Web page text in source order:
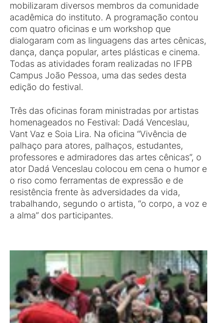
mobilizaram diversos membros da comunidade
acadêmica do instituto. A programação contou
com quatro oficinas e um workshop que
dialogaram com as linguagens das artes cênicas,
dança, dança popular, artes plásticas e cinema.
Todas as atividades foram realizadas no IFPB
Campus João Pessoa, uma das sedes desta
edição do festival.
Três das oficinas foram ministradas por artistas
homenageados no Festival: Dadá Venceslau,
Vant Vaz e Soia Lira. Na oficina “Vivência de
palhaço para atores, palhaços, estudantes,
professores e admiradores das artes cênicas”, o
ator Dadá Venceslau colocou em cena o humor e
o riso como ferramentas de expressão e de
resistência frente às adversidades da vida,
trabalhando, segundo o artista, “o corpo, a voz e
a alma” dos participantes.